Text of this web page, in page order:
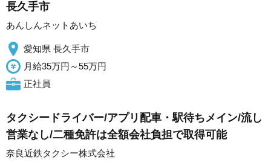
長久手市
あんしんネットあいち
愛知県 長久手市
月給35万円～55万円
正社員
タクシードライバー/アプリ配車・駅待ちメイン/流し
営業なし/二種免許は全額会社負担で取得可能
奈良近鉄タクシー株式会社